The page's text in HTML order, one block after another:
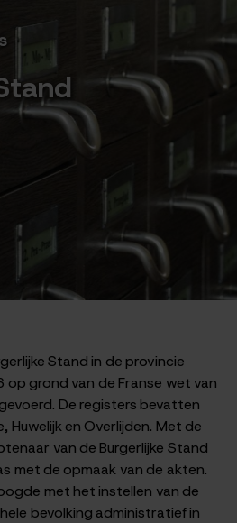
Stand in de provincie
op grond van de Franse wet van
De registers bevatten
en Overlijden. Met de
van de Burgerlijke Stand
met de opmaak van de akten.
met het instellen van de
bevolking administratief in